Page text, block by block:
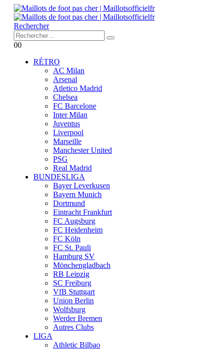
Rechercher
00
RÉTRO
AC Milan
Arsenal
Atletico Madrid
Chelsea
FC Barcelone
Inter Milan
Juventus
Liverpool
Marseille
Manchester United
PSG
Real Madrid
BUNDESLIGA
Bayer Leverkusen
Bayern Munich
Dortmund
Eintracht Frankfurt
FC Augsburg
FC Heidenheim
FC Köln
FC St. Pauli
Hamburg SV
Mönchengladbach
RB Leipzig
SC Freiburg
VfB Stuttgart
Union Berlin
Wolfsburg
Werder Bremen
Autres Clubs
LIGA
Athletic Bilbao